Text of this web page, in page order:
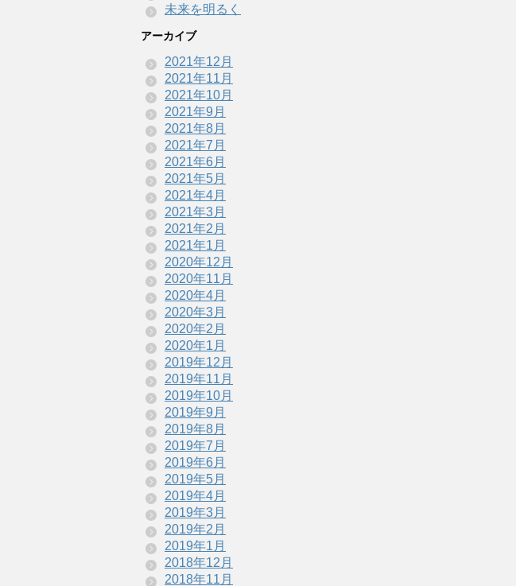
未来を明るく
アーカイブ
2021年12月
2021年11月
2021年10月
2021年9月
2021年8月
2021年7月
2021年6月
2021年5月
2021年4月
2021年3月
2021年2月
2021年1月
2020年12月
2020年11月
2020年4月
2020年3月
2020年2月
2020年1月
2019年12月
2019年11月
2019年10月
2019年9月
2019年8月
2019年7月
2019年6月
2019年5月
2019年4月
2019年3月
2019年2月
2019年1月
2018年12月
2018年11月